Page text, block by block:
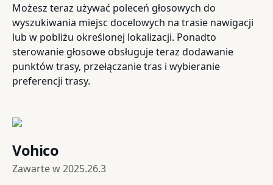
Możesz teraz używać poleceń głosowych do
wyszukiwania miejsc docelowych na trasie nawigacji
lub w pobliżu określonej lokalizacji. Ponadto
sterowanie głosowe obsługuje teraz dodawanie
punktów trasy, przełączanie tras i wybieranie
preferencji trasy.
Vohico
Zawarte w2025.26.3